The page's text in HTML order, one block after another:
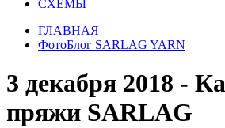
СХЕМЫ
ГЛАВНАЯ
ФотоБлог SARLAG YARN
3 декабря 2018 -
пряжи SARLAG